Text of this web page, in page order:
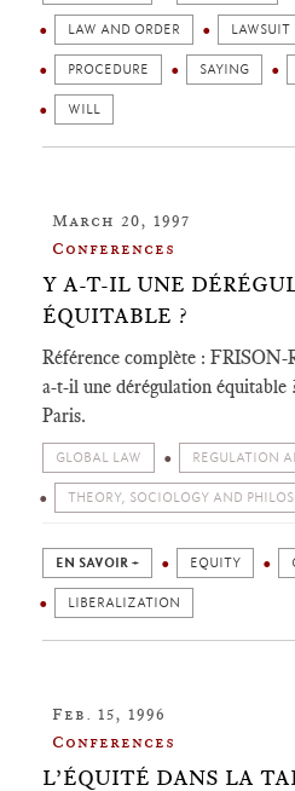
LAW AND ORDER LAWSUIT
PROCEDURE SAYING
WILL
March 20, 1997
Conferences
Y A-T-IL UNE
ÉQUITABLE ?
Référence complète :
a-t-il une dérégulation équitable
Paris.
GLOBAL LAW REGULATION
THEORY, SOCIOLOGY AND
EN SAVOIR + EQUITY
LIBERALIZATION
Feb. 15, 1996
Conferences
L’ÉQUITÉ DANS LA